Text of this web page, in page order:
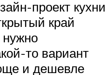
проект кухни
край
нужно
то вариант
и дешевле